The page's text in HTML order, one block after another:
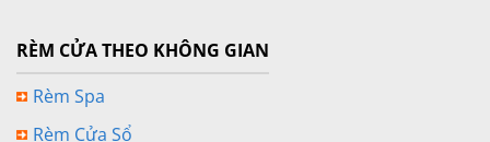
RÈM CỬA THEO KHÔNG GIAN
Rèm Spa
Rèm Cửa Sổ